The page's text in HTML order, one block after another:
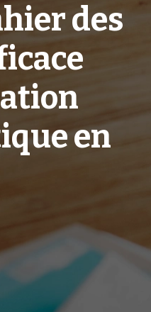
des
en